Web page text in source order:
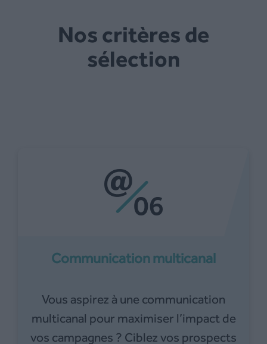
Nos critères de
sélection
Communication multicanal
Vous aspirez à une communication
multicanal pour maximiser l’impact de
vos campagnes ? Ciblez vos prospects